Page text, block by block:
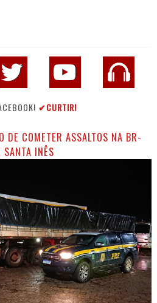
✔CURTIR!
DE COMETER ASSALTOS NA BR-
INÊS